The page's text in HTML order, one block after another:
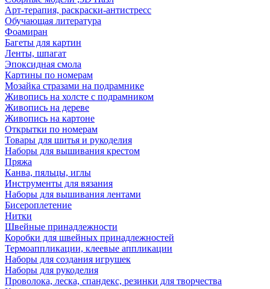
Арт-терапия, раскраски-антистресс
Обучающая литература
Фоамиран
Багеты для картин
Ленты, шпагат
Эпоксидная смола
Картины по номерам
Мозайка стразами на подрамнике
Живопись на холсте с подрамником
Живопись на дереве
Живопись на картоне
Открытки по номерам
Товары для шитья и рукоделия
Наборы для вышивания крестом
Пряжа
Канва, пяльцы, иглы
Инструменты для вязания
Наборы для вышивания лентами
Бисероплетение
Нитки
Швейные принадлежности
Коробки для швейных принадлежностей
Термоаппликации, клеевые аппликации
Наборы для создания игрушек
Наборы для рукоделия
Проволока, леска, спандекс, резинки для творчества